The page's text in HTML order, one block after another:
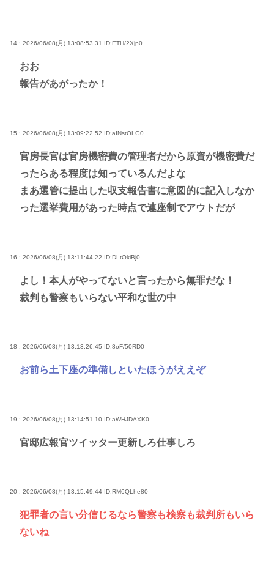
14 : 2026/06/08(月) 13:08:53.31 ID:ETH/2Xjp0
おお
報告があがったか！
15 : 2026/06/08(月) 13:09:22.52 ID:aINstOLG0
官房長官は官房機密費の管理者だから原資が機密費だ
ったらある程度は知っているんだよな
まあ選管に提出した収支報告書に意図的に記入しなか
った選挙費用があった時点で連座制でアウトだが
16 : 2026/06/08(月) 13:11:44.22 ID:DLtOkiBj0
よし！本人がやってないと言ったから無罪だな！
裁判も警察もいらない平和な世の中
18 : 2026/06/08(月) 13:13:26.45 ID:8oF/50RD0
お前ら土下座の準備しといたほうがええぞ
19 : 2026/06/08(月) 13:14:51.10 ID:aWHJDAXK0
官邸広報官ツイッター更新しろ仕事しろ
20 : 2026/06/08(月) 13:15:49.44 ID:RM6QLhe80
犯罪者の言い分信じるなら警察も検察も裁判所もいら
ないね